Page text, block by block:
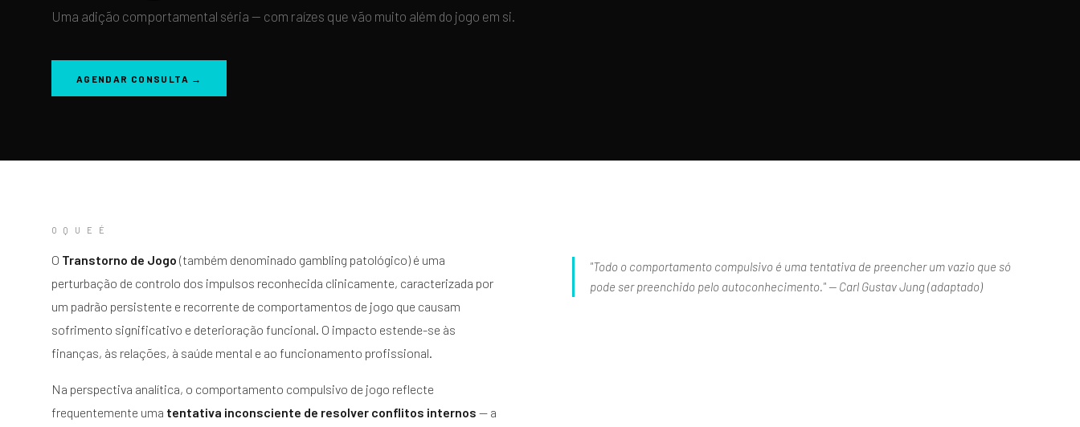
Uma adição comportamental séria — com raízes que vão muito além do jogo em si.
AGENDAR CONSULTA →
O Q U E É
O Transtorno de Jogo (também denominado gambling patológico) é uma
perturbação de controlo dos impulsos reconhecida clinicamente, caracterizada por
um padrão persistente e recorrente de comportamentos de jogo que causam
sofrimento significativo e deterioração funcional. O impacto estende-se às
finanças, às relações, à saúde mental e ao funcionamento profissional.
Na perspectiva analítica, o comportamento compulsivo de jogo reflecte
frequentemente uma tentativa inconsciente de resolver conflitos internos — a
"Todo o comportamento compulsivo é uma tentativa de preencher um vazio que só
pode ser preenchido pelo autoconhecimento." — Carl Gustav Jung (adaptado)